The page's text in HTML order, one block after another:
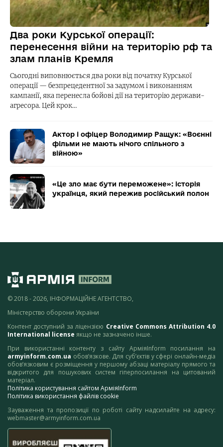
Два роки Курської операції:
перенесення війни на територію рф та
злам планів Кремля
Сьогодні виповнюється два роки від початку Курської
операції — безпрецедентної за задумом і виконанням
кампанії, яка перенесла бойові дії на територію держави-
агресора. Цей крок…
Актор і офіцер Володимир Ращук: «Воєнні
фільми не мають нічого спільного з
війною»
«Це зло має бути переможене»: історія
українця, який пережив російський полон
© 2018 - 2026, ІНФОРМАЦІЙНЕ АГЕНТСТВО,
Міністерство оборони України
Контент доступний за ліцензією Creative Commons Attribution 4.0
International license якщо не зазначено інше.
При використанні контенту з сайту АрміяInform посилання на
armyinform.com.ua обов’язкове. Для суб’єктів у сфері онлайн-медіа
обов’язковим є розміщення у першому абзаці матеріалу прямого та
відкритого для пошукових систем гіперпосилання на цитований
матеріал.
Політика користування сайтом АрміяInform
Політика використання файлів cookie
Зауваження та пропозиції по роботі сайту надсилайте на адресу:
webmaster@armyinform.com.ua